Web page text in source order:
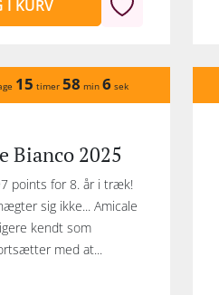
I KURV
15 timer 58 min 6 sek
Bianco 2025
points for 8. år i træk!
sig ikke... Amicale
kendt som
med at...